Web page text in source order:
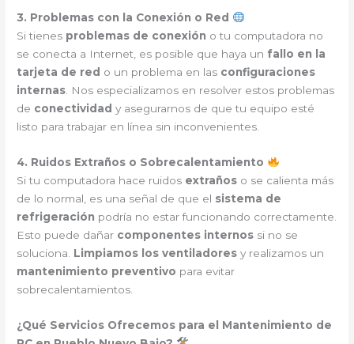
3. Problemas con la Conexión o Red
Si tienes problemas de conexión o tu computadora no
se conecta a Internet, es posible que haya un fallo en la
tarjeta de red o un problema en las configuraciones
internas . Nos especializamos en resolver estos problemas
de conectividad y asegurarnos de que tu equipo esté
listo para trabajar en línea sin inconvenientes.
4. Ruidos Extraños o Sobrecalentamiento
Si tu computadora hace ruidos extraños o se calienta más
de lo normal, es una señal de que el sistema de
refrigeración podría no estar funcionando correctamente.
Esto puede dañar componentes internos si no se
soluciona. Limpiamos los ventiladores y realizamos un
mantenimiento preventivo para evitar
sobrecalentamientos.
¿Qué Servicios Ofrecemos para el Mantenimiento de